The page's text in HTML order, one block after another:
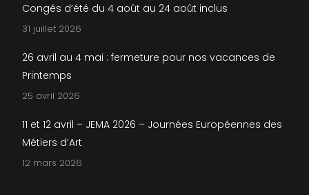
Congés d’été du 4 août au 24 août inclus
31 juillet 2026
26 avril au 4 mai : fermeture pour nos vacances de
Printemps
25 avril 2026
11 et 12 avril – JEMA 2026 – Journées Européennes des
Métiers d’Art
12 mars 2026